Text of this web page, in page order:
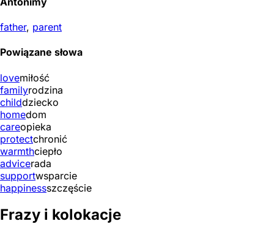
father, parent
Powiązane słowa
lovemiłość
familyrodzina
childdziecko
homedom
careopieka
protectchronić
warmthciepło
advicerada
supportwsparcie
happinessszczęście
Frazy i kolokacje